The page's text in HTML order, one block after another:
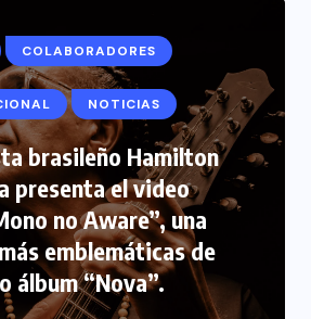
INTERNACIONAL
PERIODISMO TURISTICO
se solidariza con